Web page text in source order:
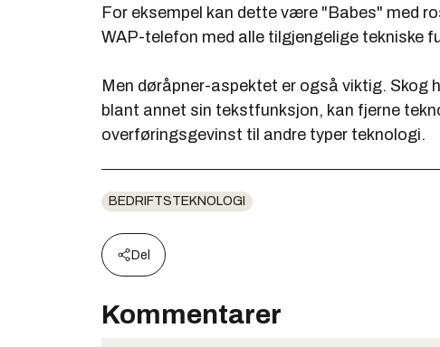
For eksempel kan dette være "Babes" med
WAP-telefon med alle tilgjengelige tekniske
Men døråpner-aspektet er også viktig. Skog
blant annet sin tekstfunksjon, kan fjerne
overføringsgevinst til andre typer teknologi.
BEDRIFTSTEKNOLOGI
Del
Kommentarer